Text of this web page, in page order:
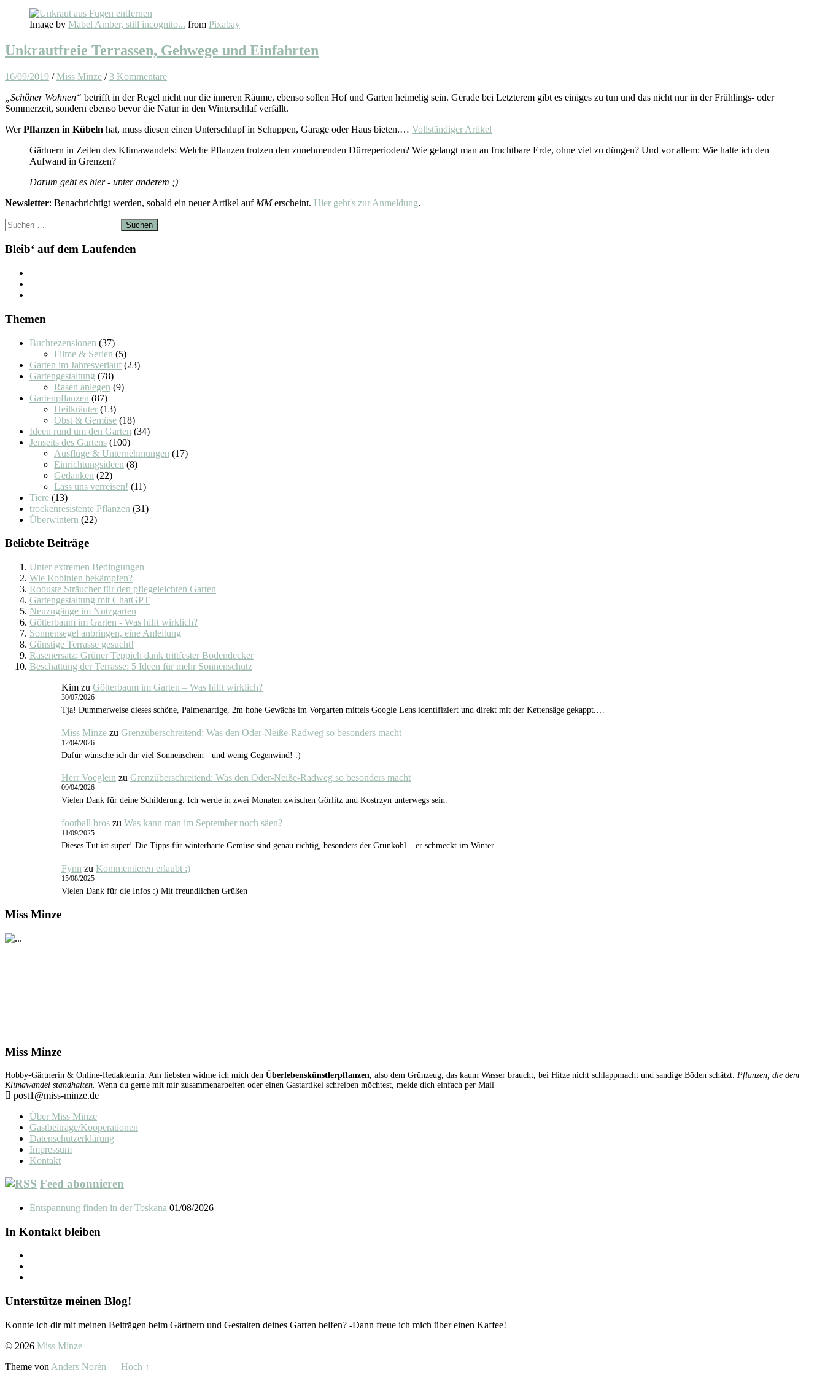
Image by Mabel Amber, still incognito... from Pixabay
Unkrautfreie Terrassen, Gehwege und Einfahrten
16/09/2019 /Miss Minze / 3 Kommentare
„Schöner Wohnen“ betrifft in der Regel nicht nur die inneren Räume, ebenso sollen Hof und Garten heimelig sein. Gerade bei Letzterem gibt es einiges zu tun und das nicht nur in der Frühlings- oder
Sommerzeit, sondern ebenso bevor die Natur in den Winterschlaf verfällt.
WerPflanzen in Kübeln hat, muss diesen einen Unterschlupf in Schuppen, Garage oder Haus bieten.… Vollständiger Artikel
Gärtnern in Zeiten des Klimawandels: Welche Pflanzen trotzen den zunehmenden Dürreperioden? Wie gelangt man an fruchtbare Erde, ohne viel zu düngen? Und vor allem: Wie halte ich den
Aufwand in Grenzen?
Darum geht es hier - unter anderem ;)
Newsletter: Benachrichtigt werden, sobald ein neuer Artikel auf MMerscheint. Hier geht's zur Anmeldung.
Suchen
nach:
Bleib‘ auf dem Laufenden
Themen
Buchrezensionen (37)
Filme & Serien (5)
Garten im Jahresverlauf(23)
Gartengestaltung (78)
Rasen anlegen (9)
Gartenpflanzen (87)
Heilkräuter (13)
Obst & Gemüse (18)
Ideen rund um den Garten (34)
Jenseits des Gartens (100)
Ausflüge & Unternehmungen (17)
Einrichtungsideen (8)
Gedanken (22)
Lass uns verreisen! (11)
Tiere (13)
trockenresistente Pflanzen (31)
Überwintern (22)
Beliebte Beiträge
Unter extremen Bedingungen
Wie Robinien bekämpfen?
Robuste Sträucher für den pflegeleichten Garten
Gartengestaltung mit ChatGPT
Neuzugänge im Nutzgarten
Götterbaum im Garten - Was hilft wirklich?
Sonnensegel anbringen, eine Anleitung
Günstige Terrasse gesucht!
Rasenersatz: Grüner Teppich dank trittfester Bodendecker
Beschattung der Terrasse: 5 Ideen für mehr Sonnenschutz
Kim zu Götterbaum im Garten – Was hilft wirklich?
30/07/2026
Tja! Dummerweise dieses schöne, Palmenartige, 2m hohe Gewächs im Vorgarten mittels Google Lens identifiziert und direkt mit der Kettensäge gekappt.…
Miss Minze zu Grenzüberschreitend: Was den Oder-Neiße-Radweg so besonders macht
12/04/2026
Dafür wünsche ich dir viel Sonnenschein - und wenig Gegenwind! :)
Herr Voeglein zu Grenzüberschreitend: Was den Oder-Neiße-Radweg so besonders macht
09/04/2026
Vielen Dank für deine Schilderung. Ich werde in zwei Monaten zwischen Görlitz und Kostrzyn unterwegs sein.
football bros zu Was kann man im September noch säen?
11/09/2025
Dieses Tut ist super! Die Tipps für winterharte Gemüse sind genau richtig, besonders der Grünkohl – er schmeckt im Winter…
Fynn zu Kommentieren erlaubt :)
15/08/2025
Vielen Dank für die Infos :) Mit freundlichen Grüßen
Miss Minze
Miss Minze
Hobby-Gärtnerin & Online-Redakteurin. Am liebsten widme ich mich den Überlebenskünstlerpflanzen , also dem Grünzeug, das kaum Wasser braucht, bei Hitze nicht schlappmacht und sandige Böden schätzt. Pflanzen, die dem
Klimawandel standhalten. Wenn du gerne mit mir zusammenarbeiten oder einen Gastartikel schreiben möchtest, melde dich einfach per Mail
post1@miss-minze.de
Über Miss Minze
Gastbeiträge/Kooperationen
Datenschutzerklärung
Impressum
Kontakt
Feed abonnieren
Entspannung finden in der Toskana 01/08/2026
In Kontakt bleiben
Unterstütze meinen Blog!
Konnte ich dir mit meinen Beiträgen beim Gärtnern und Gestalten deines Garten helfen? -Dann freue ich mich über einen Kaffee!
© 2026 Miss Minze
Theme von Anders Norén — Hoch ↑